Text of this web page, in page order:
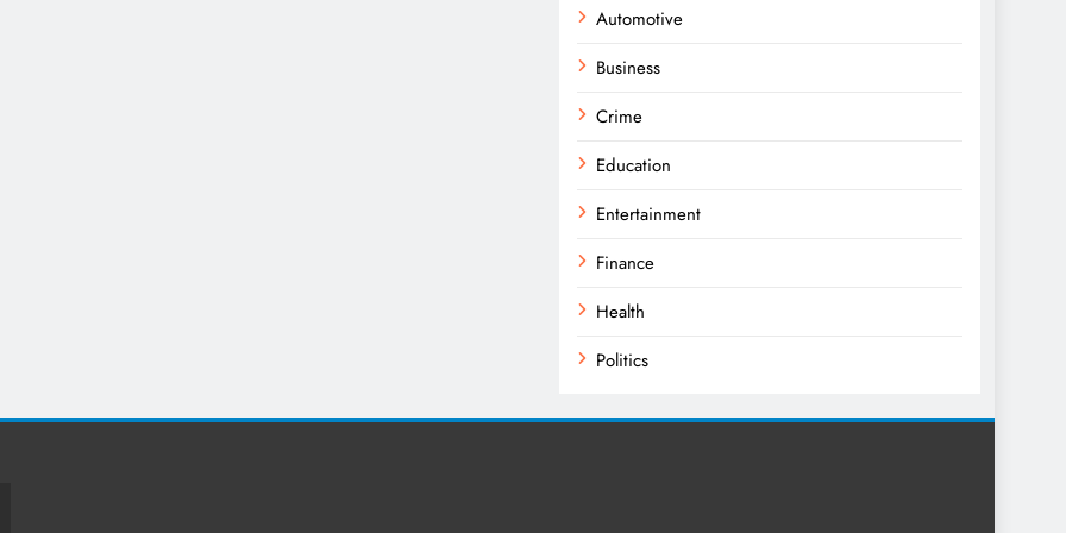
Automotive
Business
Crime
Education
Entertainment
Finance
Health
Politics